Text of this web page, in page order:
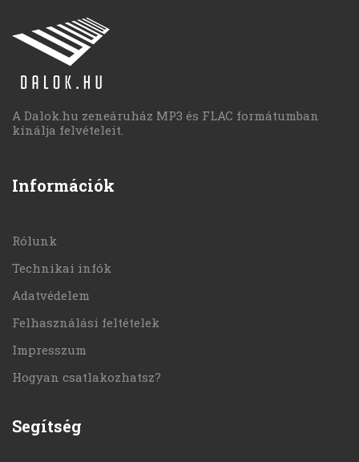
A Dalok.hu zeneáruház MP3 és FLAC formátumban
kínálja felvételeit.
Információk
Rólunk
Technikai infók
Adatvédelem
Felhasználási feltételek
Impresszum
Hogyan csatlakozhatsz?
Segítség